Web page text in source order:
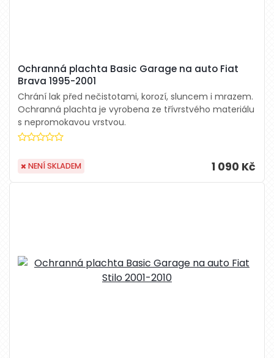
Ochranná plachta Basic Garage na auto Fiat
Brava 1995-2001
Chrání lak před nečistotami, korozí, sluncem i mrazem.
Ochranná plachta je vyrobena ze třívrstvého materiálu
s nepromokavou vrstvou.
1 090 Kč
NENÍ SKLADEM